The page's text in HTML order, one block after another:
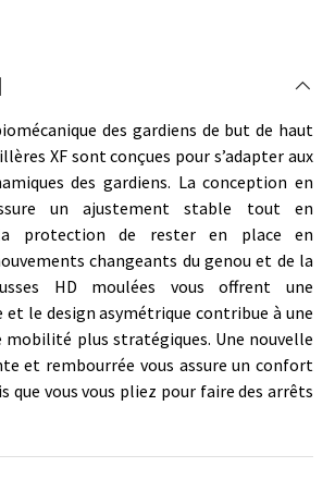
des gardiens de but de haut
XF sont conçues pour s’adapter aux
des gardiens. La conception en
un ajustement stable tout en
protection de rester en place en
changeants du genou et de la
HD moulées vous offrent une
le design asymétrique contribue à une
mobilité plus stratégiques. Une nouvelle
et rembourrée vous assure un confort
que vous vous pliez pour faire des arrêts